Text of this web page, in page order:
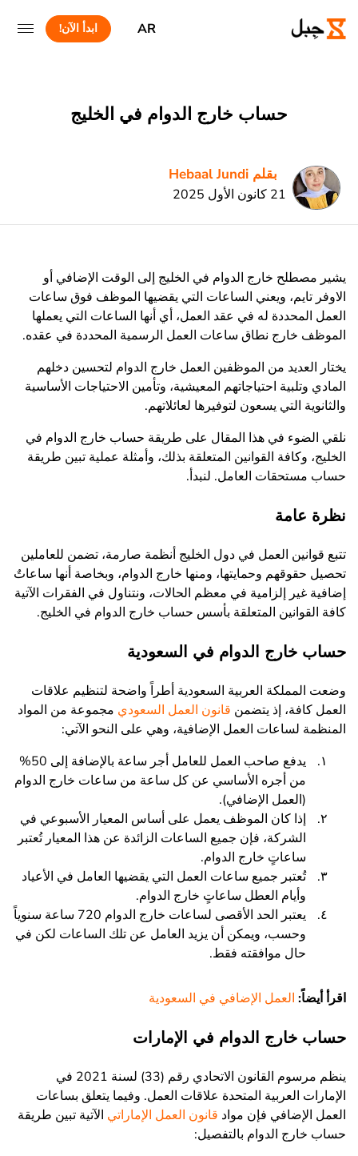
AR ابدأ الآن!
حساب خارج الدوام في الخليج
بقلم Hebaal Jundi
21 كانون الأول 2025
يشير مصطلح خارج الدوام في الخليج إلى الوقت الإضافي أو
الاوفر تايم، ويعني الساعات التي يقضيها الموظف فوق ساعات
العمل المحددة له في عقد العمل، أي أنها الساعات التي يعملها
الموظف خارج نطاق ساعات العمل الرسمية المحددة في عقده.
يختار العديد من الموظفين العمل خارج الدوام لتحسين دخلهم
المادي وتلبية احتياجاتهم المعيشية، وتأمين الاحتياجات الأساسية
والثانوية التي يسعون لتوفيرها لعائلاتهم.
نلقي الضوء في هذا المقال على طريقة حساب خارج الدوام في
الخليج، وكافة القوانين المتعلقة بذلك، وأمثلة عملية تبين طريقة
حساب مستحقات العامل. لنبدأ.
نظرة عامة
تتبع قوانين العمل في دول الخليج أنظمة صارمة، تضمن للعاملين
تحصيل حقوقهم وحمايتها، ومنها خارج الدوام، وبخاصة أنها ساعاتٌ
إضافية غير إلزامية في معظم الحالات، ونتناول في الفقرات الآتية
كافة القوانين المتعلقة بأسس حساب خارج الدوام في الخليج.
حساب خارج الدوام في السعودية
وضعت المملكة العربية السعودية أطراً واضحة لتنظيم علاقات
العمل كافة، إذ يتضمن قانون العمل السعودي مجموعة من المواد
المنظمة لساعات العمل الإضافية، وهي على النحو الآتي:
يدفع صاحب العمل للعامل أجر ساعة بالإضافة إلى 50%
من أجره الأساسي عن كل ساعة من ساعات خارج الدوام
(العمل الإضافي).
إذا كان الموظف يعمل على أساس المعيار الأسبوعي في
الشركة، فإن جميع الساعات الزائدة عن هذا المعيار تُعتبر
ساعاتٍ خارج الدوام.
تُعتبر جميع ساعات العمل التي يقضيها العامل في الأعياد
وأيام العطل ساعاتٍ خارج الدوام.
يعتبر الحد الأقصى لساعات خارج الدوام 720 ساعة سنوياً
وحسب، ويمكن أن يزيد العامل عن تلك الساعات لكن في
حال موافقته فقط.
اقرأ أيضاً: العمل الإضافي في السعودية
حساب خارج الدوام في الإمارات
ينظم مرسوم القانون الاتحادي رقم (33) لسنة 2021 في
الإمارات العربية المتحدة علاقات العمل. وفيما يتعلق بساعات
العمل الإضافي فإن مواد قانون العمل الإماراتي الآتية تبين طريقة
حساب خارج الدوام بالتفصيل: